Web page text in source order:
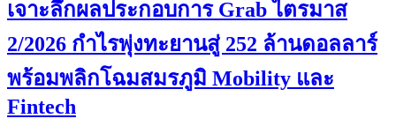
เจาะลึกผลประกอบการ Grab ไตรมาส
2/2026 กำไรพุ่งทะยานสู่ 252 ล้านดอลลาร์
พร้อมพลิกโฉมสมรภูมิ Mobility และ
Fintech